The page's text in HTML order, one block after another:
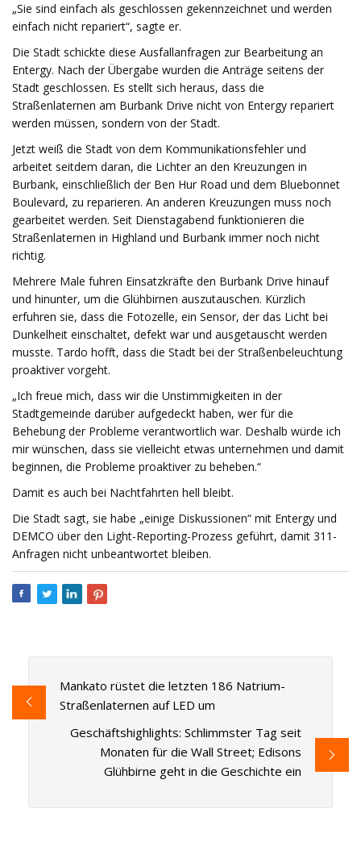
„Sie sind einfach als geschlossen gekennzeichnet und werden
einfach nicht repariert“, sagte er.
Die Stadt schickte diese Ausfallanfragen zur Bearbeitung an
Entergy. Nach der Übergabe wurden die Anträge seitens der
Stadt geschlossen. Es stellt sich heraus, dass die
Straßenlaternen am Burbank Drive nicht von Entergy repariert
werden müssen, sondern von der Stadt.
Jetzt weiß die Stadt von dem Kommunikationsfehler und
arbeitet seitdem daran, die Lichter an den Kreuzungen in
Burbank, einschließlich der Ben Hur Road und dem Bluebonnet
Boulevard, zu reparieren. An anderen Kreuzungen muss noch
gearbeitet werden. Seit Dienstagabend funktionieren die
Straßenlaternen in Highland und Burbank immer noch nicht
richtig.
Mehrere Male fuhren Einsatzkräfte den Burbank Drive hinauf
und hinunter, um die Glühbirnen auszutauschen. Kürzlich
erfuhren sie, dass die Fotozelle, ein Sensor, der das Licht bei
Dunkelheit einschaltet, defekt war und ausgetauscht werden
musste. Tardo hofft, dass die Stadt bei der Straßenbeleuchtung
proaktiver vorgeht.
„Ich freue mich, dass wir die Unstimmigkeiten in der
Stadtgemeinde darüber aufgedeckt haben, wer für die
Behebung der Probleme verantwortlich war. Deshalb würde ich
mir wünschen, dass sie vielleicht etwas unternehmen und damit
beginnen, die Probleme proaktiver zu beheben.“
Damit es auch bei Nachtfahrten hell bleibt.
Die Stadt sagt, sie habe „einige Diskussionen“ mit Entergy und
DEMCO über den Light-Reporting-Prozess geführt, damit 311-
Anfragen nicht unbeantwortet bleiben.
Mankato rüstet die letzten 186 Natrium-
Straßenlaternen auf LED um
Geschäftshighlights: Schlimmster Tag seit
Monaten für die Wall Street; Edisons
Glühbirne geht in die Geschichte ein